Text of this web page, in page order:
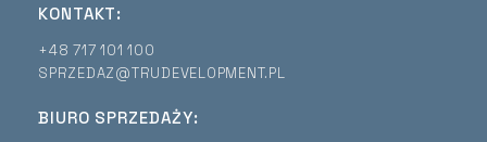
KONTAKT:
+48 717 101 100
SPRZEDAZ@TRUDEVELOPMENT.PL
BIURO SPRZEDAŻY: